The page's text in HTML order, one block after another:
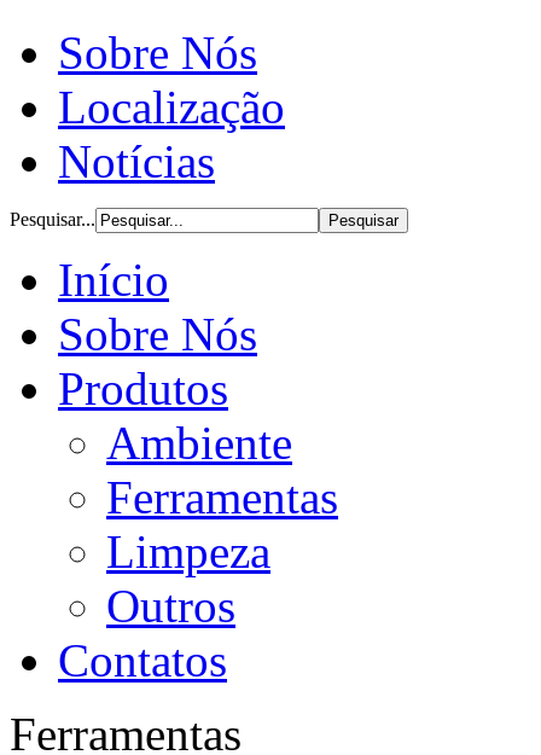
Sobre Nós
Localização
Notícias
Pesquisar...
Início
Sobre Nós
Produtos
Ambiente
Ferramentas
Limpeza
Outros
Contatos
Ferramentas